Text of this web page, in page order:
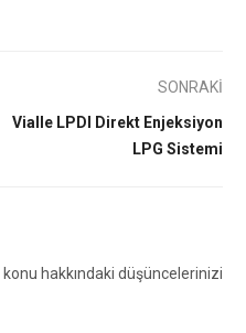
SONRAKİ
Vialle LPDI Direkt Enjeksiyon
LPG Sistemi
hakkındaki düşüncelerinizi